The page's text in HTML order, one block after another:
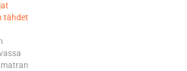
tähdet